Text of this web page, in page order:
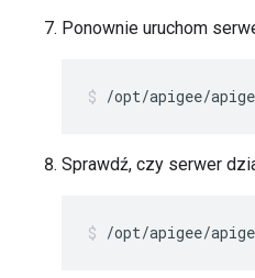
Ponownie uruchom
/opt/apigee/
Sprawdź, czy serwer
/opt/apigee/